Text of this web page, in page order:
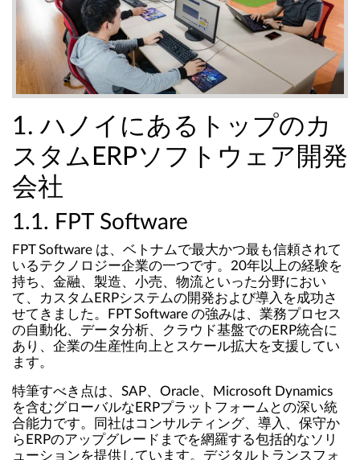
1. ハノイにあるトップのカ
スタムERPソフトウェア開発
会社
1.1. FPT Software
FPT Software は、ベトナムで最大かつ最も信頼されて
いるテクノロジー企業の一つです。20年以上の経験を
持ち、金融、製造、小売、物流といった分野におい
て、カスタムERPシステムの開発および導入を成功さ
せてきました。FPT Software の強みは、業務プロセス
の自動化、データ分析、クラウド基盤でのERP統合に
あり、企業の生産性向上とスケール拡大を支援してい
ます。
特筆すべき点は、SAP、Oracle、Microsoft Dynamics
を含むグローバルなERPプラットフォームとの深い統
合能力です。同社はコンサルティング、導入、保守か
らERPのアップグレードまでを網羅する包括的なソリ
ューションを提供しています。デジタルトランスフォ